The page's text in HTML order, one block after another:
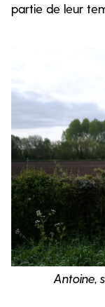
partie de leur
Antoine,